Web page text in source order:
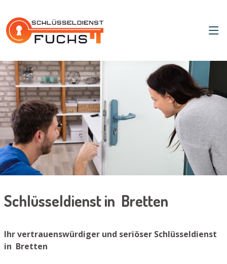
Schlüsseldienst in Bretten
Ihr vertrauenswürdiger und seriöser Schlüsseldienst
in Bretten